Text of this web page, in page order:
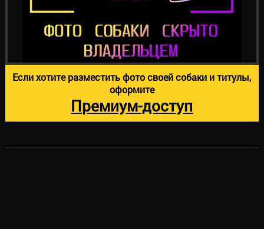
Если хотите разместить фото своей собаки и титулы,
оформите
Премиум-доступ